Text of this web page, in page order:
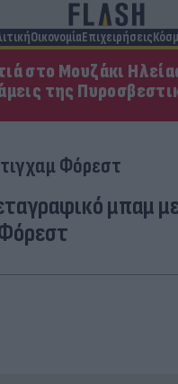
ΟικονομίαΕπιχειρήσεις
στο Μουζάκι
της
Φόρεστ
μπαμ